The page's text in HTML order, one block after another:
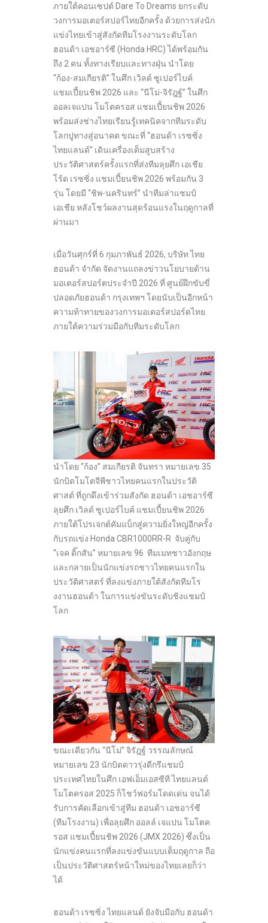
ภายใต้คอนเซปต์ Dare To Dreams ยกระดับ
วงการมอเตอร์สปอร์ไทยอีกครั้ง ด้วยการส่งนัก
แข่งไทยเข้าสู่สังกัดทีมโรงงานระดับโลก
ฮอนด้า เอชอาร์ซี (Honda HRC) ได้พร้อมกัน
ถึง 2 คน ทั้งทางเรียบและทางฝุ่น นำโดย
“ก้อง-สมเกียรติ” ในศึก เวิลด์ ซูเปอร์ไบค์
แชมเปี้ยนชิพ 2026 และ “นีโม่-จิรัฎฐ์” ในศึก
ออลเจแปน โมโตครอส แชมเปี้ยนชิพ 2026
พร้อมส่งช่างไทยเรียนรู้เทคนิคจากทีมระดับ
โลกปูทางสู่อนาคต ขณะที่ “ฮอนด้า เรซซิ่ง
ไทยแลนด์” เดินเครื่องเต็มสูบสร้าง
ประวัติศาสตร์ครั้งแรกที่ส่งทีมลุยศึก เอเชีย
โร้ด เรซซิ่ง แชมเปี้ยนชิพ 2026 พร้อมกัน 3
รุ่น โดยมี “ชิพ-นครินทร์” นำทีมล่าแชมป์
เอเชีย หลังโชว์ผลงานสุดร้อนแรงในฤดูกาลที่
ผ่านมา
เมื่อวันศุกร์ที่ 6 กุมภาพันธ์ 2026, บริษัท ไทย
ฮอนด้า จำกัด จัดงานแถลงข่าวนโยบายด้าน
มอเตอร์สปอร์ตประจำปี 2026 ที่ ศูนย์ฝึกขับขี่
ปลอดภัยฮอนด้า กรุงเทพฯ โดยนับเป็นอีกหน้า
ความท้าทายของวงการมอเตอร์สปอร์ตไทย
ภายใต้ความร่วมมือกับทีมระดับโลก
นำโดย “ก้อง” สมเกียรติ จันทรา หมายเลข 35
นักบิดโมโตจีพีชาวไทยคนแรกในประวัติ
ศาสต์ ที่ถูกดึงเข้าร่วมสังกัด ฮอนด้า เอชอาร์ซี
ลุยศึก เวิลด์ ซูเปอร์ไบค์ แชมเปี้ยนชิพ 2026
ภายใต้โปรเจกต์คัมแบ็กสู่ความยิ่งใหญ่อีกครั้ง
กับรถแข่ง Honda CBR1000RR-R จับคู่กับ
“เจค ดิ๊กสัน” หมายเลข 96 ทีมเมทชาวอังกฤษ
และกลายเป็นนักแข่งรถชาวไทยคนแรกใน
ประวัติศาสตร์ ที่ลงแข่งภายใต้สังกัดทีมโร
งงานฮอนด้า ในการแข่งขันระดับชิงแชมป์
โลก
ขณะเดียวกัน “นีโม่” จิรัฎฐ์ วรรณลักษณ์
หมายเลข 23 นักบิดดาวรุ่งดีกรีแชมป์
ประเทศไทยในศึก เอฟเอ็มเอสซีที ไทยแลนด์
โมโตครอส 2025 ก็โชว์ฟอร์มโดดเด่น จนได้
รับการคัดเลือกเข้าสู่ทีม ฮอนด้า เอชอาร์ซี
(ทีมโรงงาน) เพื่อลุยศึก ออลล์ เจแปน โมโตค
รอส แชมเปี้ยนชิพ 2026 (JMX 2026) ซึ่งเป็น
นักแข่งคนแรกที่ลงแข่งขันแบบเต็มฤดูกาล ถือ
เป็นประวัติศาสตร์หน้าใหม่ของไทยเลยก็ว่า
ได้
ฮอนด้า เรซซิ่ง ไทยแลนด์ ยังจับมือกับ ฮอนด้า